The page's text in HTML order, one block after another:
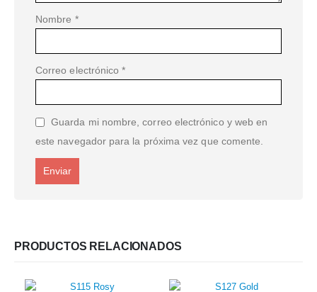
Nombre *
Correo electrónico*
Guarda mi nombre, correo electrónico y web en
este navegador para la próxima vez que comente.
PRODUCTOS RELACIONADOS